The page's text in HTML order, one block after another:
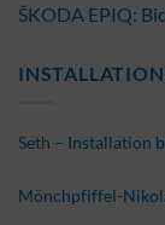
ŠKODA EPIQ:
Seth – Installation
Mönchpfiffel-